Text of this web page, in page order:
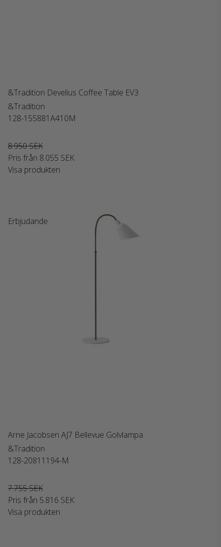
&Tradition Develius Coffee Table EV3
&Tradition
128-155881A410M
8.950 SEK
Pris från 8.055 SEK
Visa produkten
Erbjudande
Arne Jacobsen AJ7 Bellevue Golvlampa
&Tradition
128-20811194-M
7.755 SEK
Pris från 5.816 SEK
Visa produkten